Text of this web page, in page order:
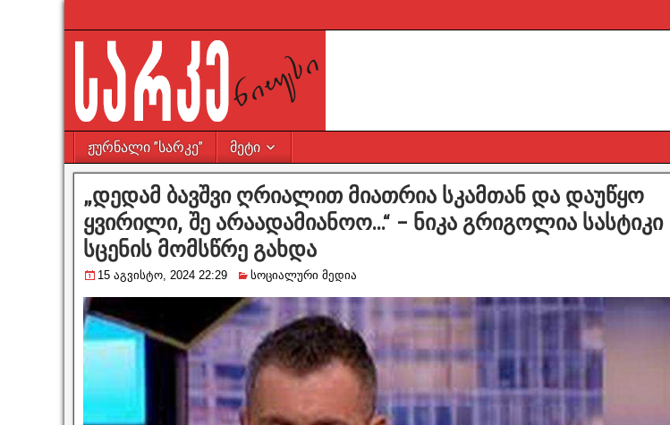
ჟურნალი ”სარკე” მეტი
„დედამ ბავშვი ღრიალით მიათრია სკამთან და დაუწყო
ყვირილი, შე არაადამიანოო…“ – ნიკა გრიგოლია სასტიკი
სცენის მომსწრე გახდა
15 აგვისტო, 2024 22:29 სოციალური მედია